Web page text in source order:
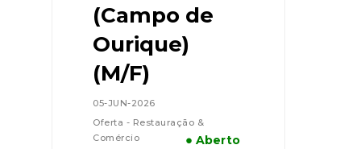
(Campo de
Ourique)
(M/F)
05-JUN-2026
Oferta - Restauração &
Comércio
● Aberto